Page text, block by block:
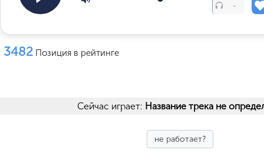
-
3482 Позиция в рейтинге
Сейчас играет: Название трека не
не работает?